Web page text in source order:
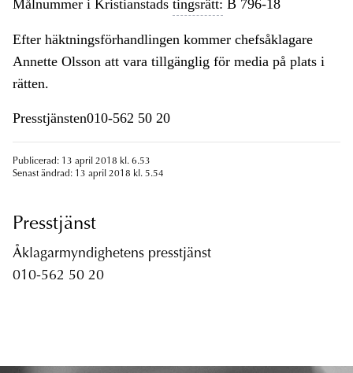
Målnummer i Kristianstads tingsrätt: B 796-18
Efter häktningsförhandlingen kommer chefsåklagare
Annette Olsson att vara tillgänglig för media på plats i
rätten.
Presstjänsten010-562 50 20
Publicerad: 13 april 2018 kl. 6.53
Senast ändrad: 13 april 2018 kl. 5.54
Presstjänst
Åklagarmyndighetens presstjänst
010-562 50 20